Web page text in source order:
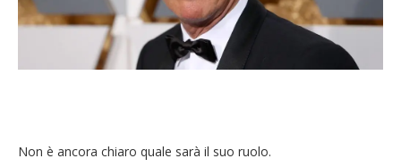
Non è ancora chiaro quale sarà il suo ruolo.